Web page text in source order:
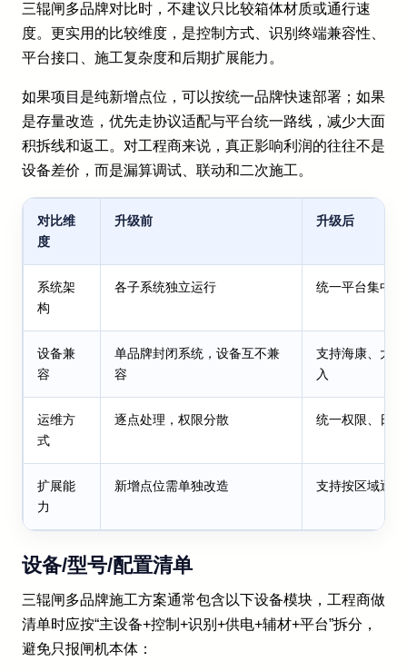
三辊闸多品牌对比时，不建议只比较箱体材质或通行速
度。更实用的比较维度，是控制方式、识别终端兼容性、
平台接口、施工复杂度和后期扩展能力。
如果项目是纯新增点位，可以按统一品牌快速部署；如果
是存量改造，优先走协议适配与平台统一路线，减少大面
积拆线和返工。对工程商来说，真正影响利润的往往不是
设备差价，而是漏算调试、联动和二次施工。
对比维
度
升级前 升级后
系统架
构
各子系统独立运行 统一平台集中
设备兼
容
单品牌封闭系统，设备互不兼
容
支持海康、大
入
运维方
式
逐点处理，权限分散 统一权限、日
扩展能
力
新增点位需单独改造 支持按区域逐
设备/型号/配置清单
三辊闸多品牌施工方案通常包含以下设备模块，工程商做
清单时应按“主设备+控制+识别+供电+辅材+平台”拆分，
避免只报闸机本体：